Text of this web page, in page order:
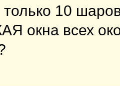
только 10
окна всех